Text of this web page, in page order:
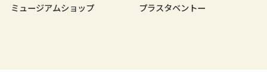
ミュージアムショップ プラスタベントー